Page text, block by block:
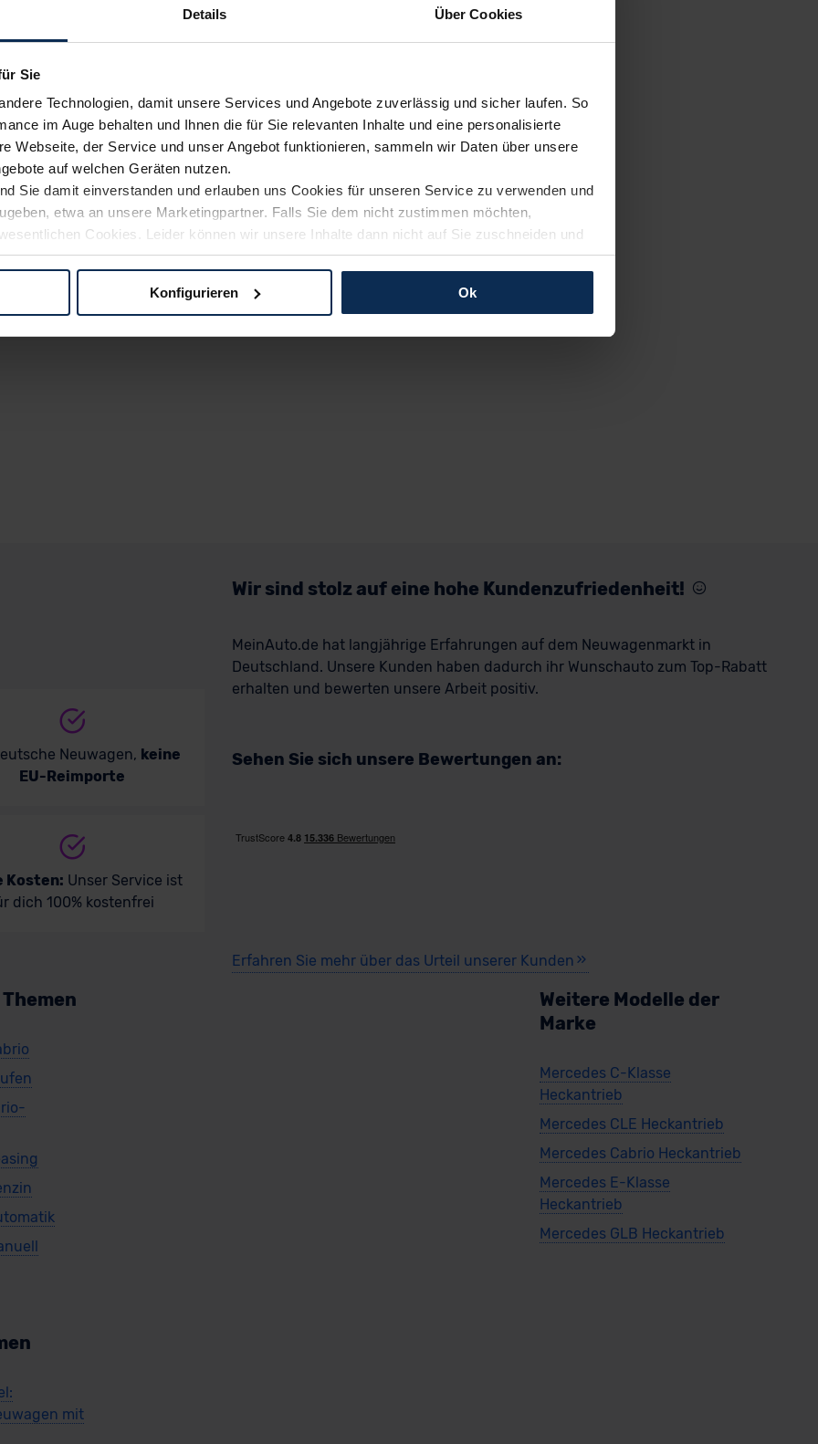
Details Über Cookies
Sie
Technologien, damit unsere Services und Angebote zuverlässig und sicher laufen. So
im Auge behalten und Ihnen die für Sie relevanten Inhalte und eine personalisierte
Webseite, der Service und unser Angebot funktionieren, sammeln wir Daten über unsere
auf welchen Geräten nutzen.
Sie damit einverstanden und erlauben uns Cookies für unseren Service zu verwenden und
etwa an unsere Marketingpartner. Falls Sie dem nicht zustimmen möchten,
Cookies. Leider können wir unsere Inhalte dann nicht auf Sie zuschneiden und
Weg zu Ihrem Neuwagen unterstützen. Sie können die Einstellungen jederzeit anpassen
Konfigurieren Ok
Neuwagen, keine
EU-Reimporte
Kosten: Unser Service ist
dich 100% kostenfrei
Wir sind stolz auf eine hohe Kundenzufriedenheit!
MeinAuto.de hat langjährige Erfahrungen auf dem Neuwagenmarkt in
Deutschland. Unsere Kunden haben dadurch ihr Wunschauto zum Top-Rabatt
erhalten und bewerten unsere Arbeit positiv.
Sehen Sie sich unsere Bewertungen an:
Erfahren Sie mehr über das Urteil unserer Kunden
Weitere Modelle der
Marke
Mercedes C-Klasse
Heckantrieb
Mercedes CLE Heckantrieb
Mercedes Cabrio Heckantrieb
Mercedes E-Klasse
Heckantrieb
Mercedes GLB Heckantrieb
mit